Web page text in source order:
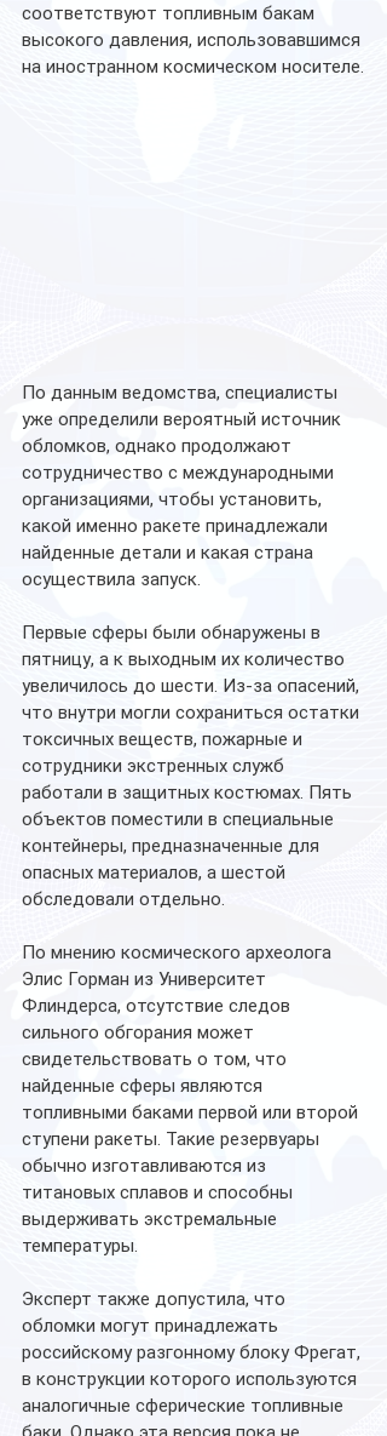
соответствуют топливным бакам
высокого давления, использовавшимся
на иностранном космическом носителе.
По данным ведомства, специалисты
уже определили вероятный источник
обломков, однако продолжают
сотрудничество с международными
организациями, чтобы установить,
какой именно ракете принадлежали
найденные детали и какая страна
осуществила запуск.
Первые сферы были обнаружены в
пятницу, а к выходным их количество
увеличилось до шести. Из-за опасений,
что внутри могли сохраниться остатки
токсичных веществ, пожарные и
сотрудники экстренных служб
работали в защитных костюмах. Пять
объектов поместили в специальные
контейнеры, предназначенные для
опасных материалов, а шестой
обследовали отдельно.
По мнению космического археолога
Элис Горман из Университет
Флиндерса, отсутствие следов
сильного обгорания может
свидетельствовать о том, что
найденные сферы являются
топливными баками первой или второй
ступени ракеты. Такие резервуары
обычно изготавливаются из
титановых сплавов и способны
выдерживать экстремальные
температуры.
Эксперт также допустила, что
обломки могут принадлежать
российскому разгонному блоку Фрегат,
в конструкции которого используются
аналогичные сферические топливные